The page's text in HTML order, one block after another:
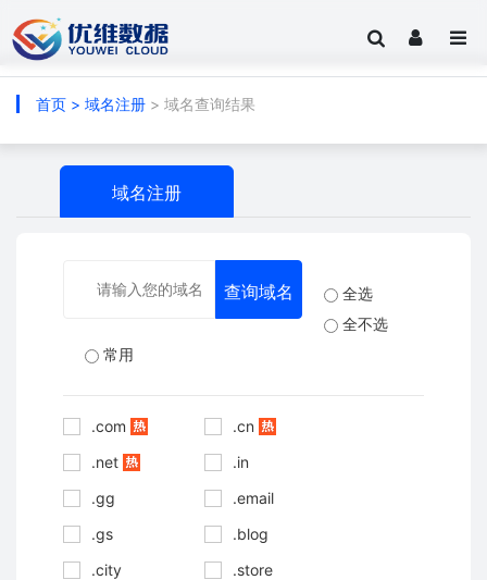
首页 > 域名注册 > 域名查询结果
域名注册
全选
全不选
常用
.com
.cn
.net
.in
.gg
.email
.gs
.blog
.city
.store